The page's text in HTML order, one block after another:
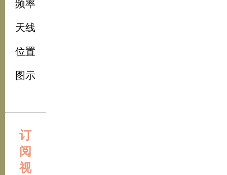
频率
天线
位置
图示
订
阅
视